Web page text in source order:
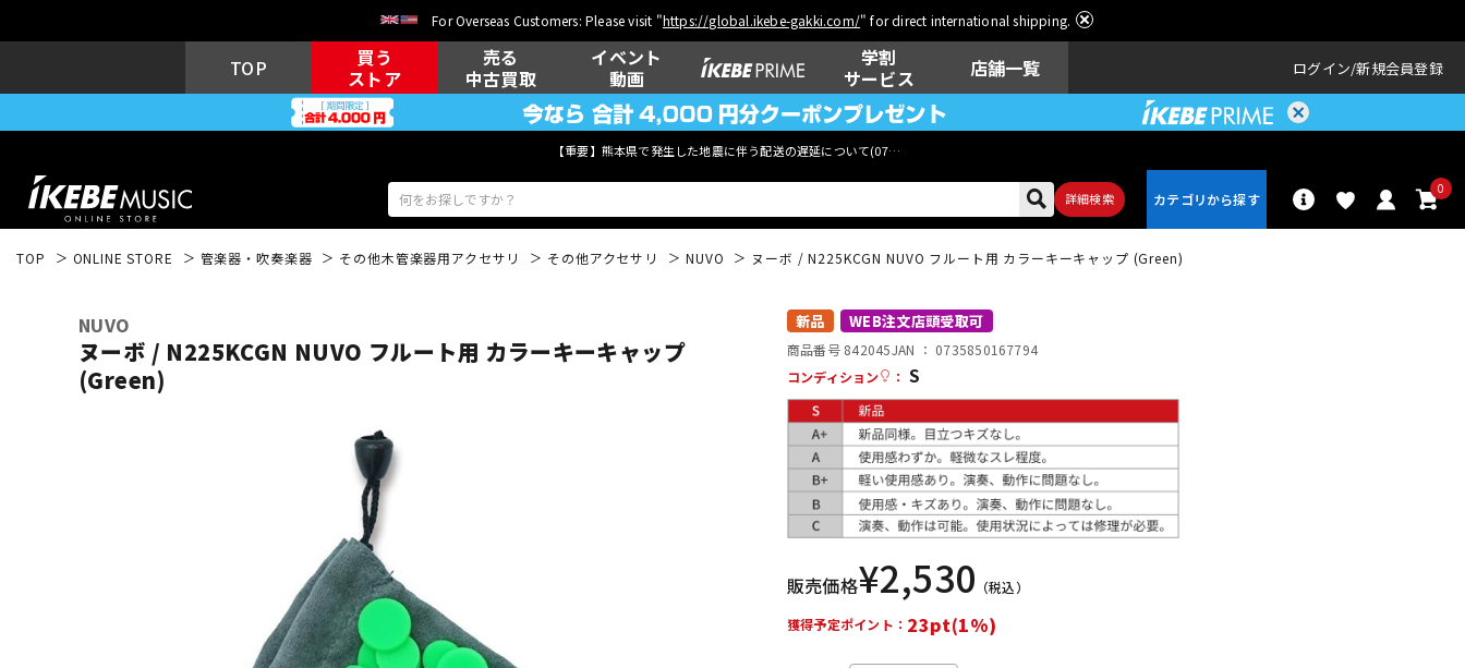
For Overseas Customers: Please visit "https://global.ikebe-gakki.com/" for direct international shipping.
TOP
買う
ストア
売る
中古買取
イベント
動画
学割
サービス
店舗一覧 ログイン 新規会員登録
【重要】熊本県で発生した地震に伴う配送の遅延について(07月29日
詳細検索
0
ウクレレ
その他楽器
DTM レコーディン
グ機器
配信/ライブ
機器
ヴィンテージ
TOP ONLINE STORE 管楽器・吹奏楽器 その他木管楽器用アクセサリ その他アクセサリ NUVO ヌーボ / N225KCGN NUVO フルート用 カラーキーキャップ (Green)
NUVO
ヌーボ / N225KCGN NUVO フルート用 カラーキーキャップ
(Green)
新品 WEB注文店頭受取可
商品番号 842045JAN ： 0735850167794
コンディション
： S
販売価格¥2,530 （税込）
獲得予定ポイント： 23pt(1%)